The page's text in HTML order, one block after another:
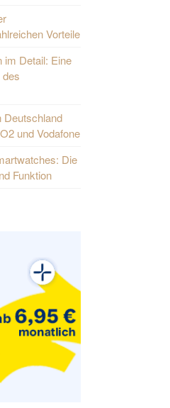
Vorteile
im Detail: Eine
Deutschland
und Vodafone
Die
Funktion